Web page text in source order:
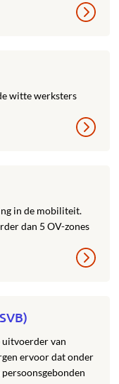
witte werksters
in de mobiliteit.
dan 5 OV-zones
uitvoerder van
ervoor dat onder